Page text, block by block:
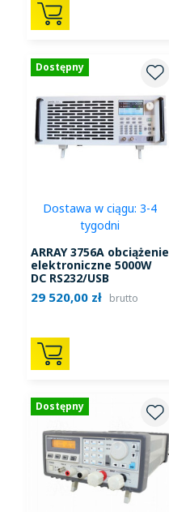
Dostępny
Dostawa w ciągu: 3-4
tygodni
ARRAY 3756A obciążenie
elektroniczne 5000W
DC RS232/USB
29 520,00 zł brutto
Dostępny